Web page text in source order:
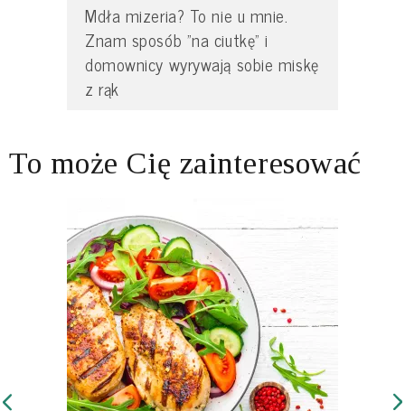
Mdła mizeria? To nie u mnie.
Znam sposób "na ciutkę" i
domownicy wyrywają sobie miskę
z rąk
To może Cię zainteresować